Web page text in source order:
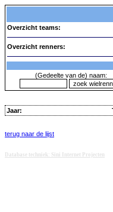
Overzicht teams:
Overzicht renners:
(Gedeelte van de) naam:
Jaar:
terug naar de lijst
Database techniek: Sini Internet Projecten